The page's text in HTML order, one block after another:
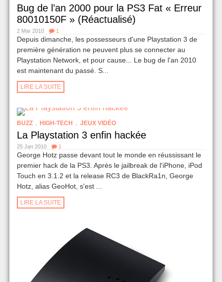
Bug de l’an 2000 pour la PS3 Fat « Erreur
80010150F » (Réactualisé)
2 Mar 2010 1
Depuis dimanche, les possesseurs d'une Playstation 3 de
première génération ne peuvent plus se connecter au
Playstation Network, et pour cause... Le bug de l'an 2010
est maintenant du passé. S...
LIRE LA SUITE
BUZZ , HIGH-TECH , JEUX VIDÉO
La Playstation 3 enfin hackée
25 Jan 2010 1
George Hotz passe devant tout le monde en réussissant le
premier hack de la PS3. Après le jailbreak de l'iPhone, iPod
Touch en 3.1.2 et la release RC3 de BlackRa1n, George
Hotz, alias GeoHot, s'est ...
LIRE LA SUITE